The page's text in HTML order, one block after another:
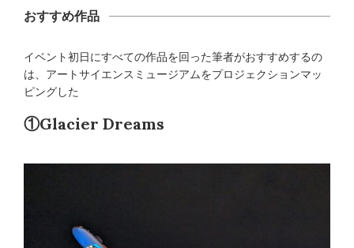
おすすめ作品
イベント初日にすべての作品を回った筆者がおすすめするの
は、アートサイエンスミュージアムをプロジェクションマッ
ピングした
①Glacier Dreams